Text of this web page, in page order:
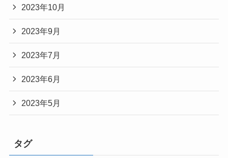
2023年10月
2023年9月
2023年7月
2023年6月
2023年5月
タグ